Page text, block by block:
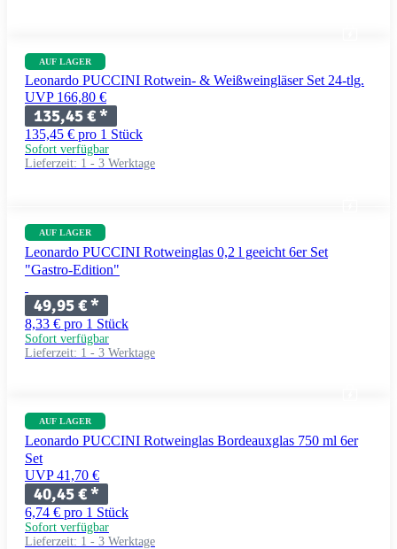
AUF LAGER
Leonardo PUCCINI Rotwein- & Weißweingläser Set 24-tlg.
UVP 166,80 €
135,45 €*
135,45 € pro 1 Stück
Sofort verfügbar
Lieferzeit: 1 - 3 Werktage
AUF LAGER
Leonardo PUCCINI Rotweinglas 0,2 l geeicht 6er Set
"Gastro-Edition"
49,95 €*
8,33 € pro 1 Stück
Sofort verfügbar
Lieferzeit: 1 - 3 Werktage
AUF LAGER
Leonardo PUCCINI Rotweinglas Bordeauxglas 750 ml 6er
Set
UVP 41,70 €
40,45 €*
6,74 € pro 1 Stück
Sofort verfügbar
Lieferzeit: 1 - 3 Werktage